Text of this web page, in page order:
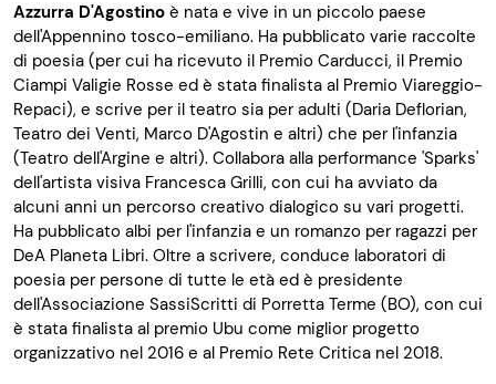
Azzurra D'Agostino è nata e vive in un piccolo paese
dell'Appennino tosco-emiliano. Ha pubblicato varie raccolte
di poesia (per cui ha ricevuto il Premio Carducci, il Premio
Ciampi Valigie Rosse ed è stata finalista al Premio Viareggio-
Repaci), e scrive per il teatro sia per adulti (Daria Deflorian,
Teatro dei Venti, Marco D'Agostin e altri) che per l'infanzia
(Teatro dell'Argine e altri). Collabora alla performance 'Sparks'
dell'artista visiva Francesca Grilli, con cui ha avviato da
alcuni anni un percorso creativo dialogico su vari progetti.
Ha pubblicato albi per l'infanzia e un romanzo per ragazzi per
DeA Planeta Libri. Oltre a scrivere, conduce laboratori di
poesia per persone di tutte le età ed è presidente
dell'Associazione SassiScritti di Porretta Terme (BO), con cui
è stata finalista al premio Ubu come miglior progetto
organizzativo nel 2016 e al Premio Rete Critica nel 2018.